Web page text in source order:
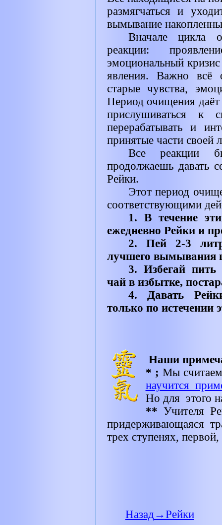
размягчаться и
вымывание
Вначале цикла
реакции:
эмоциональный
явления. Важно всё
старые чувства,
Период очищения даёт
прислушиваться к
перерабатывать и
принятые части своей
Все реакции
продолжаешь давать
Рейки.
Этот период
соответствующими
1. В течение
ежедневно Рейки и
2. Пей 2-3
лучшего вымывания
3. Избегай
чай в избытке,
4. Давать
только по истечении
Наши
* ; Мы
научится
Но для этого
** Учителя
придерживающаяся
трех ступенях,
Назад →Рейки